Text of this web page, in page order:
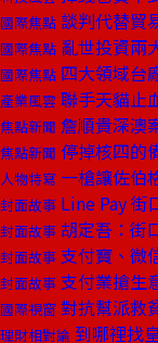
國際焦點 談判代替貿
國際焦點 亂世投資兩
國際焦點 四大領域台
產業風雲 聯手天貓止
焦點新聞 詹順貴深澳
焦點新聞 停掉核四
人物特寫 一槍讓佐伯
封面故事 Line Pay 街
封面故事 胡定吾：街
封面故事 支付寶、微
封面故事 支付業搶生
國際視窗 對抗幫派救
理財相對論 到哪裡找